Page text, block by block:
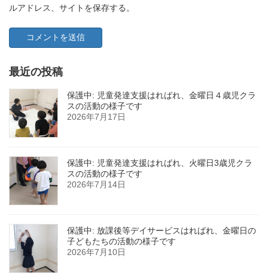
ルアドレス、サイトを保存する。
最近の投稿
保護中: 児童発達支援はればれ、金曜日４歳児クラ
スの活動の様子です
2026年7月17日
保護中: 児童発達支援はればれ、火曜日3歳児クラ
スの活動の様子です
2026年7月14日
保護中: 放課後等デイサービスはればれ、金曜日の
子どもたちの活動の様子です
2026年7月10日